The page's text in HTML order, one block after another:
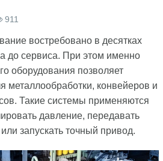
911
востребовано в десятках
до сервиса. При этом именно
оборудования позволяет
металлообработки, конвейеров и
Такие системы применяются
давление, передавать
запускать точный привод.